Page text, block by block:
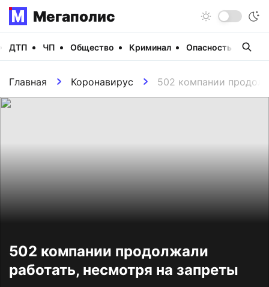
Мегаполис
ДТП ЧП Общество Криминал Опасность
Главная Коронавирус 502 компании
502 компании продолжали
работать, несмотря на запреты